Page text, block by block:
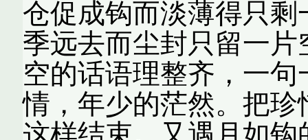
仓促成钩而淡薄得只
季远去而尘封只留一
空的话语理整齐，一
情，年少的茫然。把